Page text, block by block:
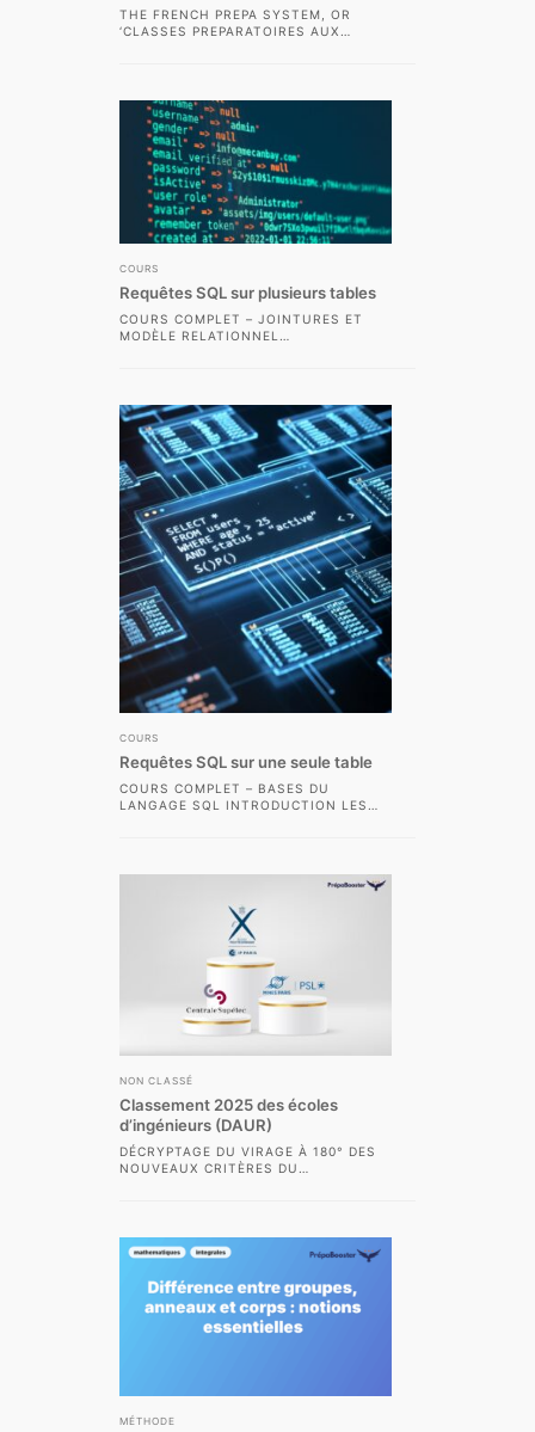
THE FRENCH PREPA SYSTEM, OR
‘CLASSES PREPARATOIRES AUX
COURS
Requêtes SQL sur plusieurs tables
COURS COMPLET – JOINTURES ET
MODÈLE RELATIONNEL
COURS
Requêtes SQL sur une seule table
COURS COMPLET – BASES DU
LANGAGE SQL INTRODUCTION LES
NON CLASSÉ
Classement 2025 des écoles
d’ingénieurs (DAUR)
DÉCRYPTAGE DU VIRAGE À 180° DES
NOUVEAUX CRITÈRES DU
MÉTHODE